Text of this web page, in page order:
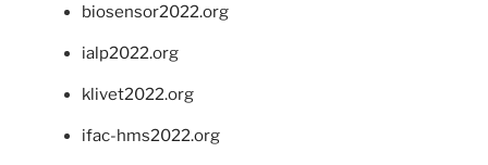
biosensor2022.org
ialp2022.org
klivet2022.org
ifac-hms2022.org